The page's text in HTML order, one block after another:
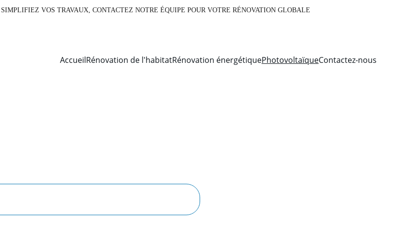
                                                                         SIMPLIFIEZ VOS TRAVAUX, CONTACTEZ NOTRE ÉQUIPE POUR VOTRE RÉNOVATION GLOBALE
AccueilRénovation de l'habitatRénovation énergétiquePhotovoltaïqueContactez-nous